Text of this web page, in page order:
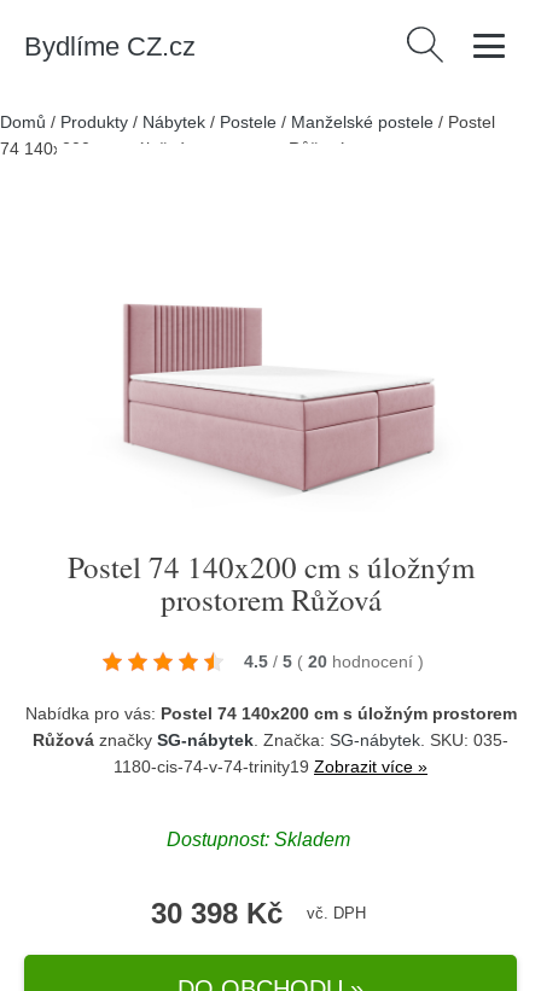
Bydlíme CZ.cz Vyhledávání
Domů / Produkty / Nábytek / Postele / Manželské postele / Postel
74 140x200 cm s úložným prostorem Růžová
Postel 74 140x200 cm s úložným
prostorem Růžová
4.5 / 5 ( 20 hodnocení )
Nabídka pro vás: Postel 74 140x200 cm s úložným prostorem
Růžová značky SG-nábytek . Značka: SG-nábytek . SKU: 035-
1180-cis-74-v-74-trinity19 Zobrazit více »
Dostupnost: Skladem
30 398 Kč vč. DPH